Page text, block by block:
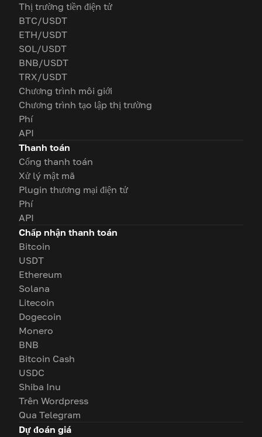
Thị trường tiền điện tử
BTC/USDT
ETH/USDT
SOL/USDT
BNB/USDT
TRX/USDT
Chương trình môi giới
Chương trình tạo lập thị trường
Phí
API
Thanh toán
Cổng thanh toán
Xử lý mật mã
Plugin thương mại điện tử
Phí
API
Chấp nhận thanh toán
Bitcoin
USDT
Ethereum
Solana
Litecoin
Dogecoin
Monero
BNB
Bitcoin Cash
USDC
Shiba Inu
Trên Wordpress
Qua Telegram
Dự đoán giá